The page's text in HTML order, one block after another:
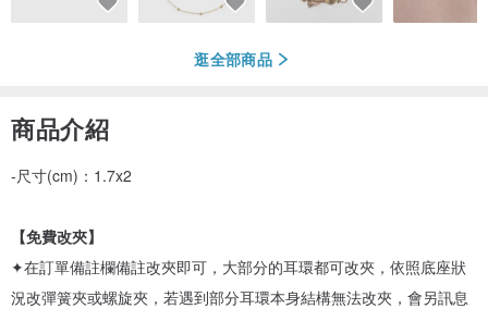
逛全部商品
商品介紹
-尺寸(cm)：1.7x2
【免費改夾】
✦在訂單備註欄備註改夾即可，大部分的耳環都可改夾，依照底座狀
況改彈簧夾或螺旋夾，若遇到部分耳環本身結構無法改夾，會另訊息